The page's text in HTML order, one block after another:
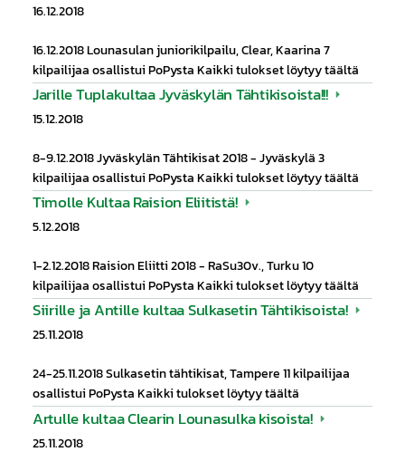
16.12.2018
16.12.2018 Lounasulan juniorikilpailu, Clear, Kaarina 7
kilpailijaa osallistui PoPysta Kaikki tulokset löytyy täältä
Jarille Tuplakultaa Jyväskylän Tähtikisoista!!!
15.12.2018
8-9.12.2018 Jyväskylän Tähtikisat 2018 - Jyväskylä 3
kilpailijaa osallistui PoPysta Kaikki tulokset löytyy täältä
Timolle Kultaa Raision Eliitistä!
5.12.2018
1-2.12.2018 Raision Eliitti 2018 - RaSu30v., Turku 10
kilpailijaa osallistui PoPysta Kaikki tulokset löytyy täältä
Siirille ja Antille kultaa Sulkasetin Tähtikisoista!
25.11.2018
24-25.11.2018 Sulkasetin tähtikisat, Tampere 11 kilpailijaa
osallistui PoPysta Kaikki tulokset löytyy täältä
Artulle kultaa Clearin Lounasulka kisoista!
25.11.2018